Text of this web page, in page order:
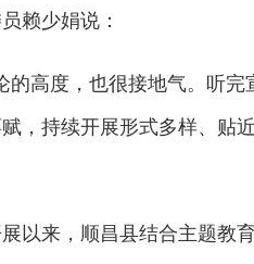
赖少娟说：
的高度，也很接地气。听
，持续开展形式多样、贴
以来，顺昌县结合主题教